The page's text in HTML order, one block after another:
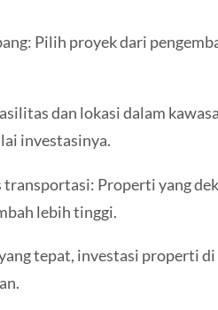
Pilih proyek dari
dan lokasi dalam
investasinya.
transportasi: Properti yang
lebih tinggi.
tepat, investasi properti